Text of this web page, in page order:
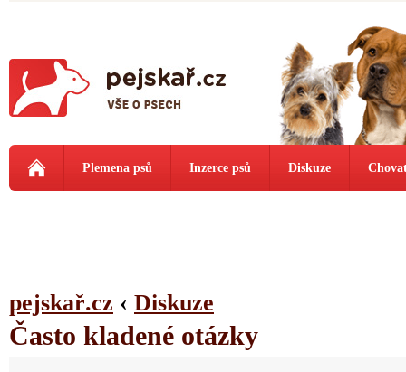
Plemena psů Inzerce psů Diskuze
pejskař.cz ‹ Diskuze
Často kladené otázky